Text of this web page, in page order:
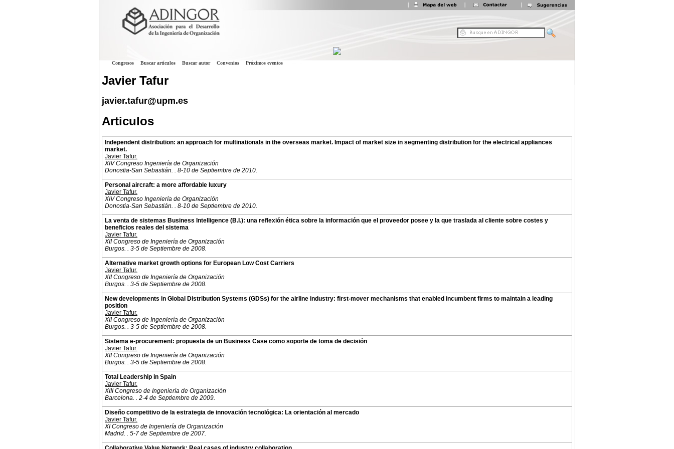
Congresos Buscar artículos Buscar autor Convenios Próximos eventos
Javier Tafur
javier.tafur@upm.es
Articulos
Independent distribution: an approach for multinationals in the overseas market. Impact of market size in segmenting distribution for the electrical appliances
market.
Javier Tafur.
XIV Congreso Ingeniería de Organización
Donostia-San Sebastián. . 8-10 de Septiembre de 2010.
Personal aircraft: a more affordable luxury
Javier Tafur.
XIV Congreso Ingeniería de Organización
Donostia-San Sebastián. . 8-10 de Septiembre de 2010.
La venta de sistemas Business Intelligence (B.I.): una reflexión ética sobre la información que el proveedor posee y la que traslada al cliente sobre costes y
beneficios reales del sistema
Javier Tafur.
XII Congreso de Ingeniería de Organización
Burgos. . 3-5 de Septiembre de 2008.
Alternative market growth options for European Low Cost Carriers
Javier Tafur.
XII Congreso de Ingeniería de Organización
Burgos. . 3-5 de Septiembre de 2008.
New developments in Global Distribution Systems (GDSs) for the airline industry: first-mover mechanisms that enabled incumbent firms to maintain a leading
position
Javier Tafur.
XII Congreso de Ingeniería de Organización
Burgos. . 3-5 de Septiembre de 2008.
Sistema e-procurement: propuesta de un Business Case como soporte de toma de decisión
Javier Tafur.
XII Congreso de Ingeniería de Organización
Burgos. . 3-5 de Septiembre de 2008.
Total Leadership in Spain
Javier Tafur.
XIII Congreso de Ingeniería de Organización
Barcelona. . 2-4 de Septiembre de 2009.
Diseño competitivo de la estrategia de innovación tecnológica: La orientación al mercado
Javier Tafur.
XI Congreso de Ingeniería de Organización
Madrid. . 5-7 de Septiembre de 2007.